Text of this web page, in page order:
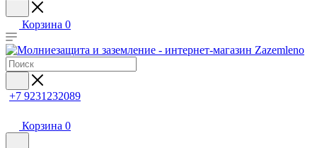
Корзина 0
+7 9231232089
Корзина 0